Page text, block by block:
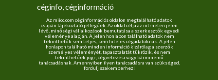
céginfo, céginformáció
Az miicc.com céginformációs oldalon megtalálható adatok
csupán tájékoztató jellegűek. Az oldal célja az intrneten jelen
lévő, minőségi vállalkozások bemutatása a szerkesztők egyedi
véleménye alapján. A jelen honlapon található adatok nem
tekinthetők sem teljes, sem hiteles cégadatoknak. A jelen
honlapon található minden információ kizárólag a szerzők
személyes véleményét, tapasztalatát tükrözik, és nem
tekinthetőek jogi-, cégvetezési vagy bárminemű
tanácsadásnak. Amennyiben ilyen tanácsadásra van szükséged,
fordulj szakemberhez!